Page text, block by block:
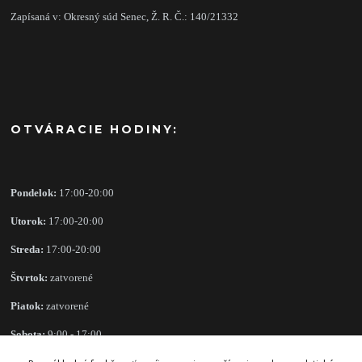
Zapísaná v: Okresný súd Senec, Ž. R. Č.: 140/21332
OTVÁRACIE HODINY:
Pondelok: 17:00-20:00
Utorok: 17:00-20:00
Streda: 17:00-20:00
Štvrtok: zatvorené
Piatok: zatvorené
Sobota:9:00 - 17:00